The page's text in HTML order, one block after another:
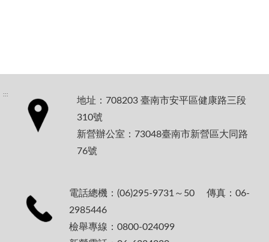
:::
地址：708203 臺南市安平區健康路三段
310號
新營辦公室：73048臺南市新營區大同路
76號
電話總機：(06)295-9731～50 傳真：06-
2985446
檢舉專線：0800-024099